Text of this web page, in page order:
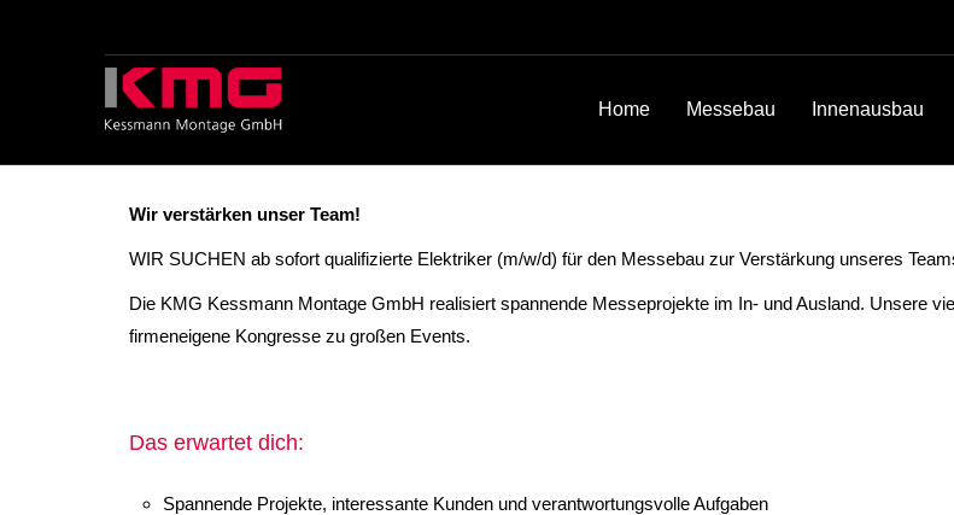
Home Messebau Innenausbau
Wir verstärken unser Team!
WIR SUCHEN ab sofort qualifizierte Elektriker (m/w/d) für den Messebau zur Verstärkung unseres
Die KMG Kessmann Montage GmbH realisiert spannende Messeprojekte im In- und Ausland. Unsere
firmeneigene Kongresse zu großen Events.
Das erwartet dich:
Spannende Projekte, interessante Kunden und verantwortungsvolle Aufgaben